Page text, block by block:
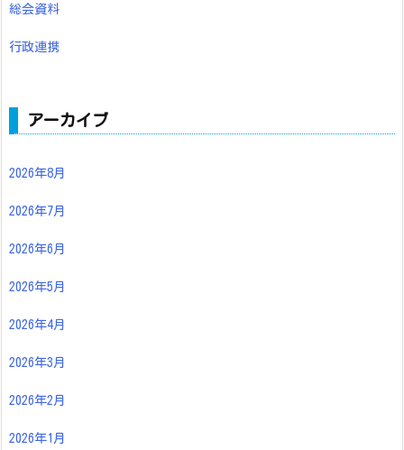
総会資料
行政連携
アーカイブ
2026年8月
2026年7月
2026年6月
2026年5月
2026年4月
2026年3月
2026年2月
2026年1月